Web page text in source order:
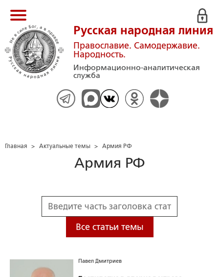
Русская народная линия
Православие. Самодержавие.
Народность.
Информационно-аналитическая
служба
Главная > Актуальные темы > Армия РФ
Армия РФ
Все статьи темы
Павел Дмитриев